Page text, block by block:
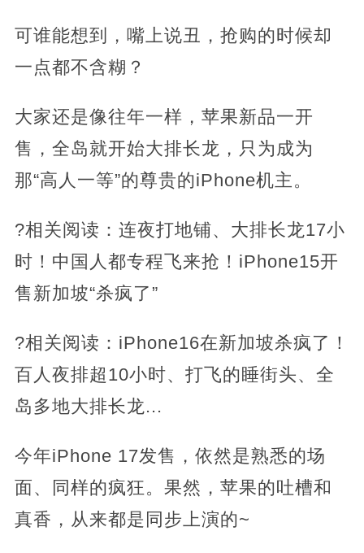
可谁能想到，嘴上说丑，抢购的时候却
一点都不含糊？
大家还是像往年一样，苹果新品一开
售，全岛就开始大排长龙，只为成为
那“高人一等”的尊贵的iPhone机主。
?相关阅读：连夜打地铺、大排长龙17小
时！中国人都专程飞来抢！iPhone15开
售新加坡“杀疯了”
?相关阅读：iPhone16在新加坡杀疯了！
百人夜排超10小时、打飞的睡街头、全
岛多地大排长龙...
今年iPhone 17发售，依然是熟悉的场
面、同样的疯狂。果然，苹果的吐槽和
真香，从来都是同步上演的~